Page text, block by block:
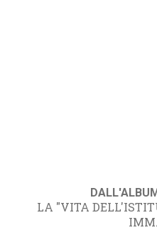
LA "VITA